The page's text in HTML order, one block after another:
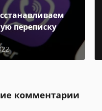
переписку
комментарии